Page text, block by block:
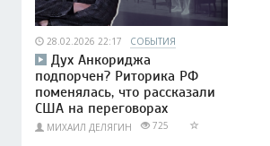
28.02.2026 22:17 СОБЫТИЯ
Дух Анкориджа
подпорчен? Риторика РФ
поменялась, что рассказали
США на переговорах
МИХАИЛ ДЕЛЯГИН 725